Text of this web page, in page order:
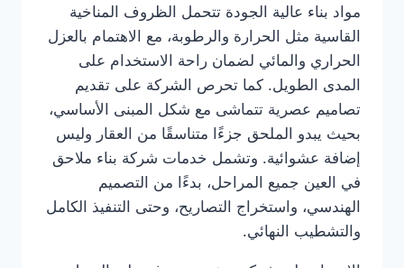
مواد بناء عالية الجودة تتحمل الظروف المناخية
القاسية مثل الحرارة والرطوبة، مع الاهتمام بالعزل
الحراري والمائي لضمان راحة الاستخدام على
المدى الطويل. كما تحرص الشركة على تقديم
تصاميم عصرية تتماشى مع شكل المبنى الأساسي،
بحيث يبدو الملحق جزءًا متناسقًا من العقار وليس
إضافة عشوائية. وتشمل خدمات شركة بناء ملاحق
في العين جميع المراحل، بدءًا من التصميم
الهندسي، واستخراج التصاريح، وحتى التنفيذ الكامل
والتشطيب النهائي.